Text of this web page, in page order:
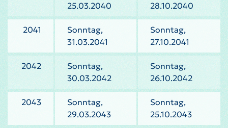
25.03.2040
28.10.2040
2041
Sonntag,
31.03.2041
Sonntag,
27.10.2041
2042
Sonntag,
30.03.2042
Sonntag,
26.10.2042
2043
Sonntag,
29.03.2043
Sonntag,
25.10.2043